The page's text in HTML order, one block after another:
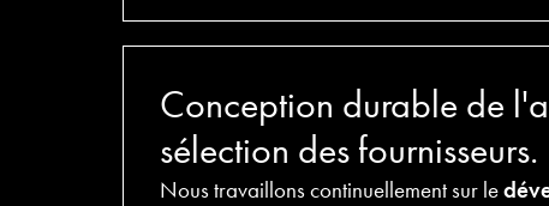
Conception durable de
sélection des fournisseurs.
Nous travaillons continuellement sur le